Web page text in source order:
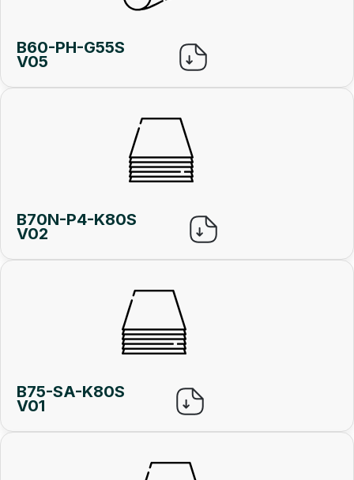
B60-PH-G55S
V05
B70N-P4-K80S
V02
B75-SA-K80S
V01